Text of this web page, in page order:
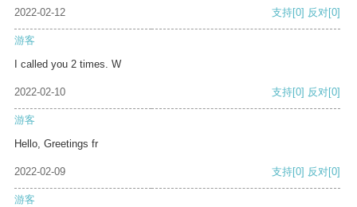
2022-02-12 支持[0] 反对[0]
游客
I called you 2 times. W
2022-02-10 支持[0] 反对[0]
游客
Hello, Greetings fr
2022-02-09 支持[0] 反对[0]
游客